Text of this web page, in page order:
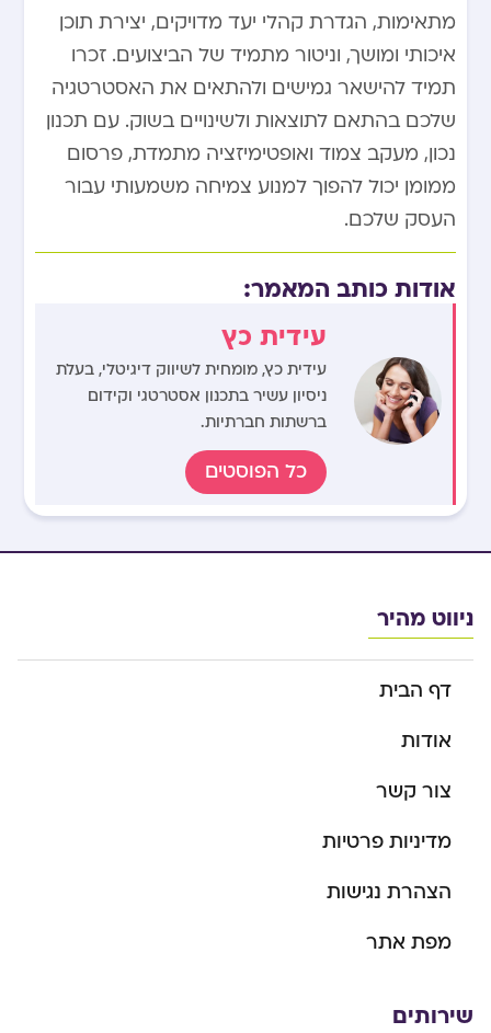
מתאימות, הגדרת קהלי יעד מדויקים, יצירת תוכן
איכותי ומושך, וניטור מתמיד של הביצועים. זכרו
תמיד להישאר גמישים ולהתאים את האסטרטגיה
שלכם בהתאם לתוצאות ולשינויים בשוק. עם תכנון
נכון, מעקב צמוד ואופטימיזציה מתמדת, פרסום
ממומן יכול להפוך למנוע צמיחה משמעותי עבור
העסק שלכם.
אודות כותב המאמר:
עידית כץ
עידית כץ, מומחית לשיווק דיגיטלי, בעלת
ניסיון עשיר בתכנון אסטרטגי וקידום
ברשתות חברתיות.
כל הפוסטים
ניווט מהיר
דף הבית
אודות
צור קשר
מדיניות פרטיות
הצהרת נגישות
מפת אתר
שירותים